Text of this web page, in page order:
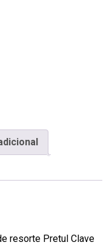
resorte Pretul Clave